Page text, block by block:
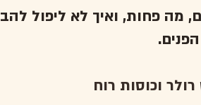
מה פחות, ואיך לא ליפול
וכוסות רוח